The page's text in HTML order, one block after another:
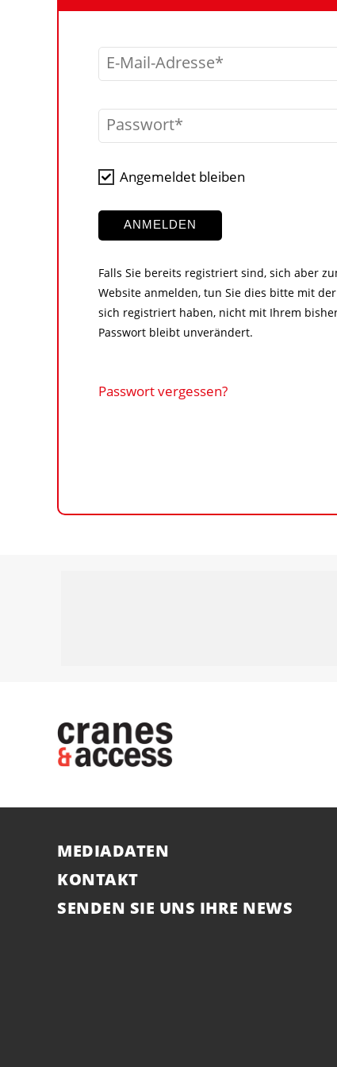
E-Mail-Adresse
Passwort
Angemeldet bleiben
ANMELDEN
Falls Sie bereits registriert sind, sich aber
Website anmelden, tun Sie dies bitte mit
sich registriert haben, nicht mit Ihrem
Passwort bleibt unverändert.
Passwort vergessen?
MEDIADATEN
KONTAKT
SENDEN SIE UNS IHRE NEWS